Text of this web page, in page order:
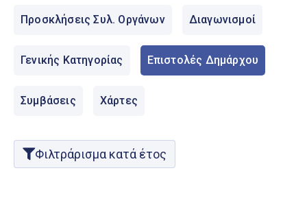
Προσκλήσεις Συλ. Οργάνων Διαγωνισμοί
Γενικής Κατηγορίας Επιστολές Δημάρχου
Συμβάσεις Χάρτες
Φιλτράρισμα κατά έτος